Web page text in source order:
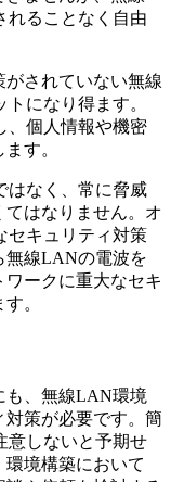
れることなく自由
がされていない無線
になり得ます。
、個人情報や機密
す。
はなく、常に脅威
はなりません。オ
セキュリティ対策
無線LANの電波を
ークに重大なセキ
。
も、無線LAN環境
策が必要です。簡
意しないと予期せ
境構築において